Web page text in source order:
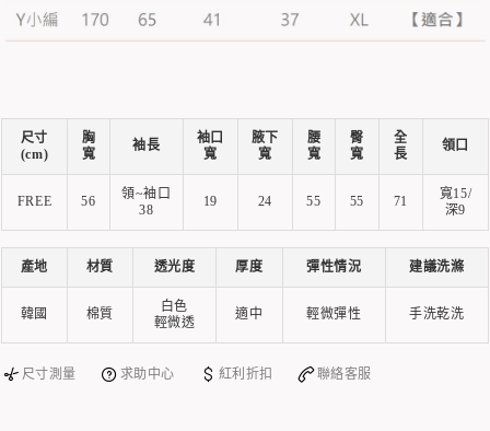
尺寸
(cm)
胸
寬
袖長
袖口
寬
腋下
寬
腰
寬
臀
寬
全
長
領口
FREE 56
領~袖口
38
19 24 55 55 71
寬15/
深9
產地 材質 透光度 厚度 彈性情況 建議洗滌
韓國 棉質
白色
輕微透
適中 輕微彈性 手洗乾洗
尺寸測量 求助中心 紅利折扣 聯絡客服